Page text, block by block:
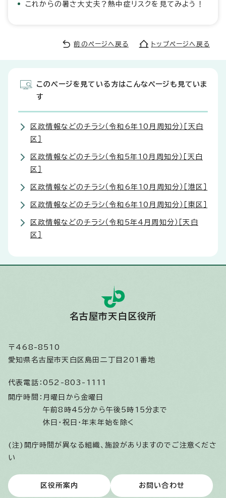
これからの暑さ大丈夫？熱中症リスクを見てみよう！
前のページへ戻る トップページへ戻る
このページを見ている方はこんなページも見ていま
す
区政情報などのチラシ（令和6年10月周知分）［天白
区］
区政情報などのチラシ（令和5年10月周知分）［天白
区］
区政情報などのチラシ（令和6年10月周知分）［港区］
区政情報などのチラシ（令和6年10月周知分）［東区］
区政情報などのチラシ（令和5年4月周知分）［天白
区］
名古屋市天白区役所
〒468-8510
愛知県名古屋市天白区島田二丁目201番地
代表電話： 052-803-1111
開庁時間： 月曜日から金曜日
午前8時45分から午後5時15分まで
休日・祝日・年末年始を除く
(注)開庁時間が異なる組織、施設がありますのでご注意くださ
い
区役所案内 お問い合わせ